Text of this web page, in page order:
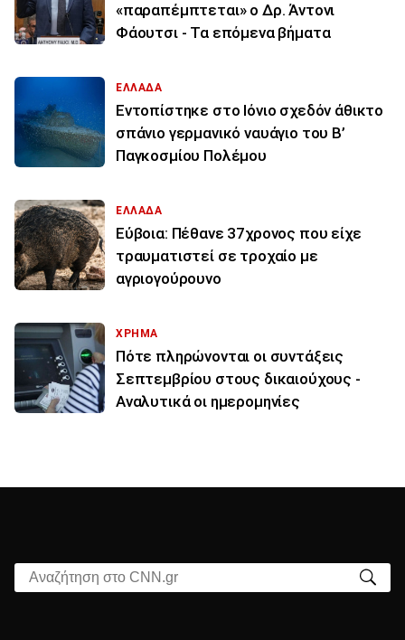
«παραπέμπτεται» ο Δρ. Άντονι
Φάουτσι - Τα επόμενα βήματα
ΕΛΛΑΔΑ
Εντοπίστηκε στο Ιόνιο σχεδόν άθικτο
σπάνιο γερμανικό ναυάγιο του Β’
Παγκοσμίου Πολέμου
ΕΛΛΑΔΑ
Εύβοια: Πέθανε 37χρονος που είχε
τραυματιστεί σε τροχαίο με
αγριογούρουνο
ΧΡΗΜΑ
Πότε πληρώνονται οι συντάξεις
Σεπτεμβρίου στους δικαιούχους -
Αναλυτικά οι ημερομηνίες
Αναζήτηση στο CNN.gr